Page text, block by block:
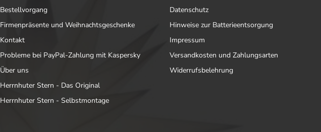
Bestellvorgang
Firmenpräsente und Weihnachtsgeschenke
Kontakt
Probleme bei PayPal-Zahlung mit Kaspersky
Über uns
Herrnhuter Stern - Das Original
Herrnhuter Stern - Selbstmontage
Datenschutz
Hinweise zur Batterieentsorgung
Impressum
Versandkosten und Zahlungsarten
Widerrufsbelehrung